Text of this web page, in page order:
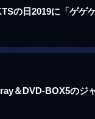
の日2019に「ゲゲ
＆DVD-BOX5のジ